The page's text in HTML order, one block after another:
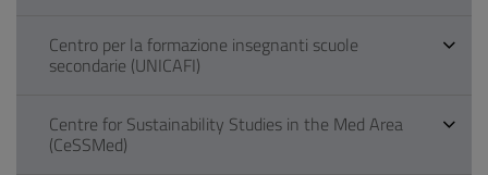
Centro per la formazione insegnanti scuole
secondarie (UNICAFI)
Centre for Sustainability Studies in the Med Area
(CeSSMed)